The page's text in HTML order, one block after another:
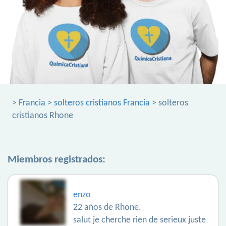
> Francia > solteros cristianos Francia > solteros
cristianos Rhone
Miembros registrados:
enzo
22 años de Rhone.
salut je cherche rien de serieux juste